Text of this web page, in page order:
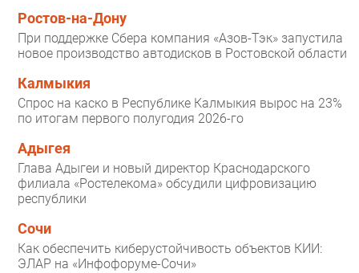
Ростов-на-Дону
При поддержке Сбера компания «Азов-Тэк» запустила
новое производство автодисков в Ростовской области
Калмыкия
Спрос на каско в Республике Калмыкия вырос на 23%
по итогам первого полугодия 2026-го
Адыгея
Глава Адыгеи и новый директор Краснодарского
филиала «Ростелекома» обсудили цифровизацию
республики
Сочи
Как обеспечить киберустойчивость объектов КИИ:
ЭЛАР на «Инфофоруме-Сочи»